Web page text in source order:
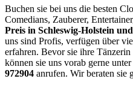
Buchen sie bei uns die besten
Comedians, Zauberer,
Preis in Schleswig-Holstein
uns sind Profis, verfügen über
erfahren. Bevor sie ihre
können sie uns vorab gerne
972904 anrufen. Wir beraten sie